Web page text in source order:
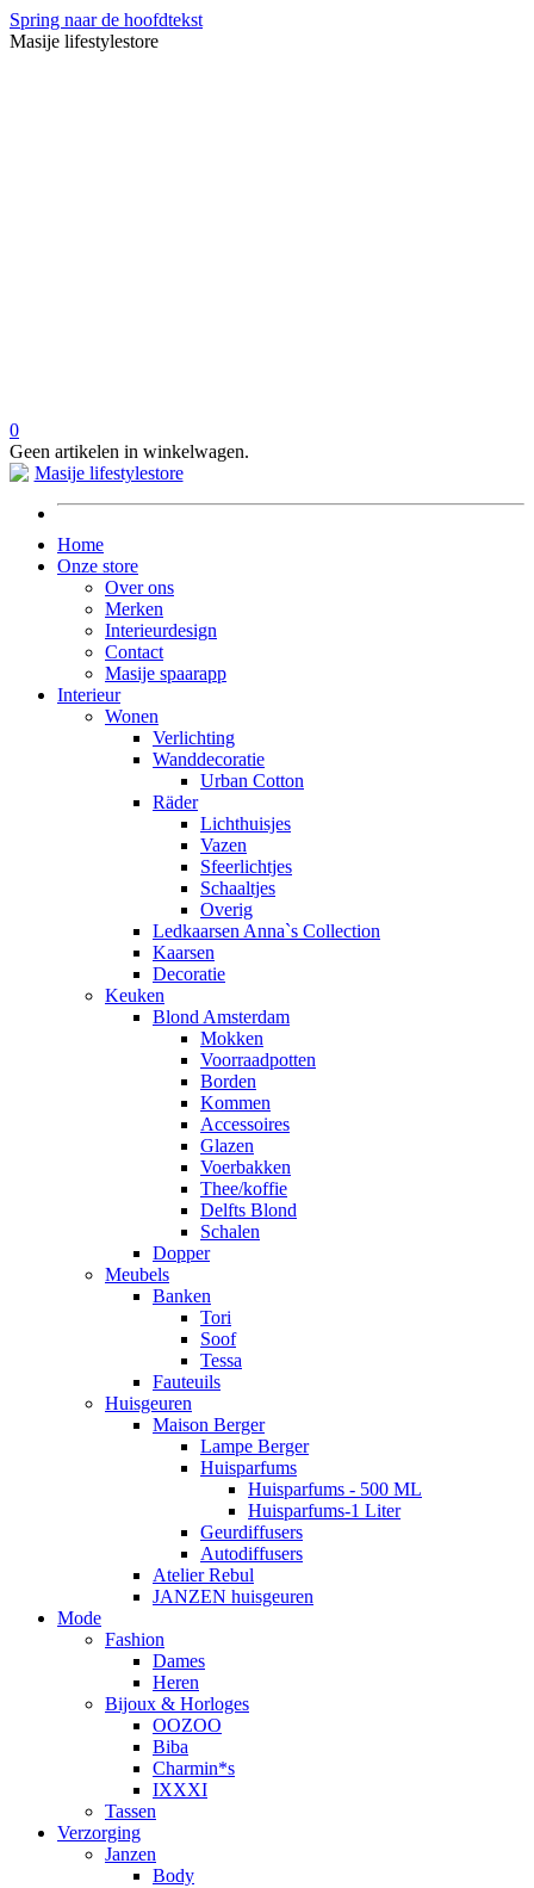
Spring naar de hoofdtekst
Masije lifestylestore
0
Geen artikelen in winkelwagen.
Home
Onze store
Over ons
Merken
Interieurdesign
Contact
Masije spaarapp
Interieur
Wonen
Verlichting
Wanddecoratie
Urban Cotton
Räder
Lichthuisjes
Vazen
Sfeerlichtjes
Schaaltjes
Overig
Ledkaarsen Anna`s Collection
Kaarsen
Decoratie
Keuken
Blond Amsterdam
Mokken
Voorraadpotten
Borden
Kommen
Accessoires
Glazen
Voerbakken
Thee/koffie
Delfts Blond
Schalen
Dopper
Meubels
Banken
Tori
Soof
Tessa
Fauteuils
Huisgeuren
Maison Berger
Lampe Berger
Huisparfums
Huisparfums - 500 ML
Huisparfums-1 Liter
Geurdiffusers
Autodiffusers
Atelier Rebul
JANZEN huisgeuren
Mode
Fashion
Dames
Heren
Bijoux & Horloges
OOZOO
Biba
Charmin*s
IXXXI
Tassen
Verzorging
Janzen
Body